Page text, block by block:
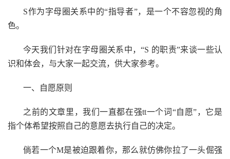
S作为字母圈关系中的“指导者”，是一个不容忽视的角
色。
今天我们针对在字母圈关系中，“S 的职责”来谈一些认
识和体会，与大家一起交流，供大家参考。
一、自愿原则
之前的文章里，我们一直都在强tt一个词“自愿”，它是
指个体希望按照自己的意愿去执行自己的决定。
倘若一个M是被迫跟着你，那么就仿佛你拉了一头倔强